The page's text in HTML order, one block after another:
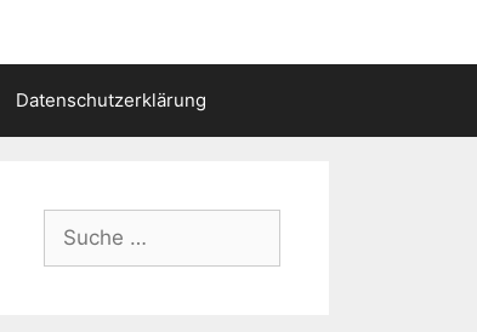
Datenschutzerklärung
Suche
nach: